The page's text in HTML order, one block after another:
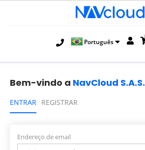
Português
Bem-vindo a NavCloud S.A.S.
ENTRAR REGISTRAR
Endereço de email